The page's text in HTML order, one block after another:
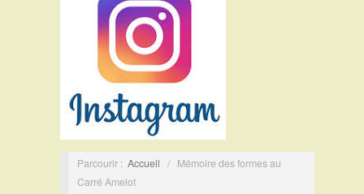
Parcourir : Accueil / Mémoire des formes au
Carré Amelot